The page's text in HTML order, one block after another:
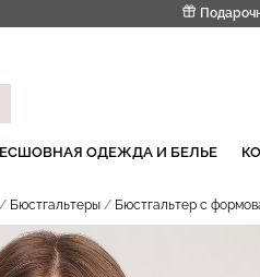
ОДЕЖДА И БЕЛЬЕ
Бюстгальтеры Бюстгальтер с
ТОВАРЫ